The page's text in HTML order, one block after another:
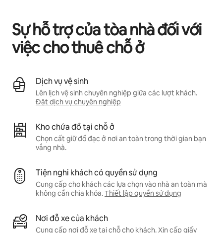
Sự hỗ trợ của tòa nhà đối với
việc cho thuê chỗ ở
Dịch vụ vệ sinh
Lên lịch vệ sinh chuyên nghiệp giữa các lượt khách.
Đặt dịch vụ chuyên nghiệp
Kho chứa đồ tại chỗ ở
Chọn cất giữ đồ đạc ở nơi an toàn trong thời gian bạn
vắng nhà.
Tiện nghi khách có quyền sử dụng
Cung cấp cho khách các lựa chọn vào nhà an toàn mà
không cần chìa khóa.Thiết lập quyền sử dụng
Nơi đỗ xe của khách
Cung cấp nơi đỗ xe tại chỗ cho khách.Xin cấp giấy